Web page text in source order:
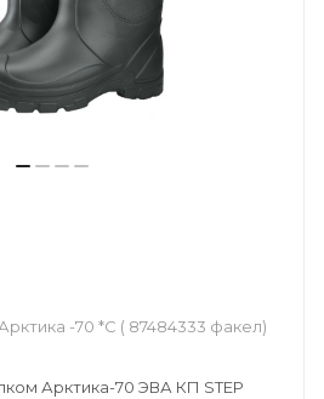
-70 *С ( 87484333 факел)
Арктика-70 ЭВА КП STEP